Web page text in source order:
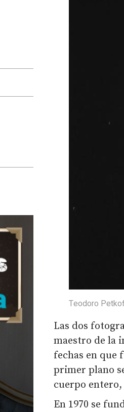
Teodoro
Las dos
maestro de la
fechas en que
primer plano
cuerpo entero,
En 1970 se